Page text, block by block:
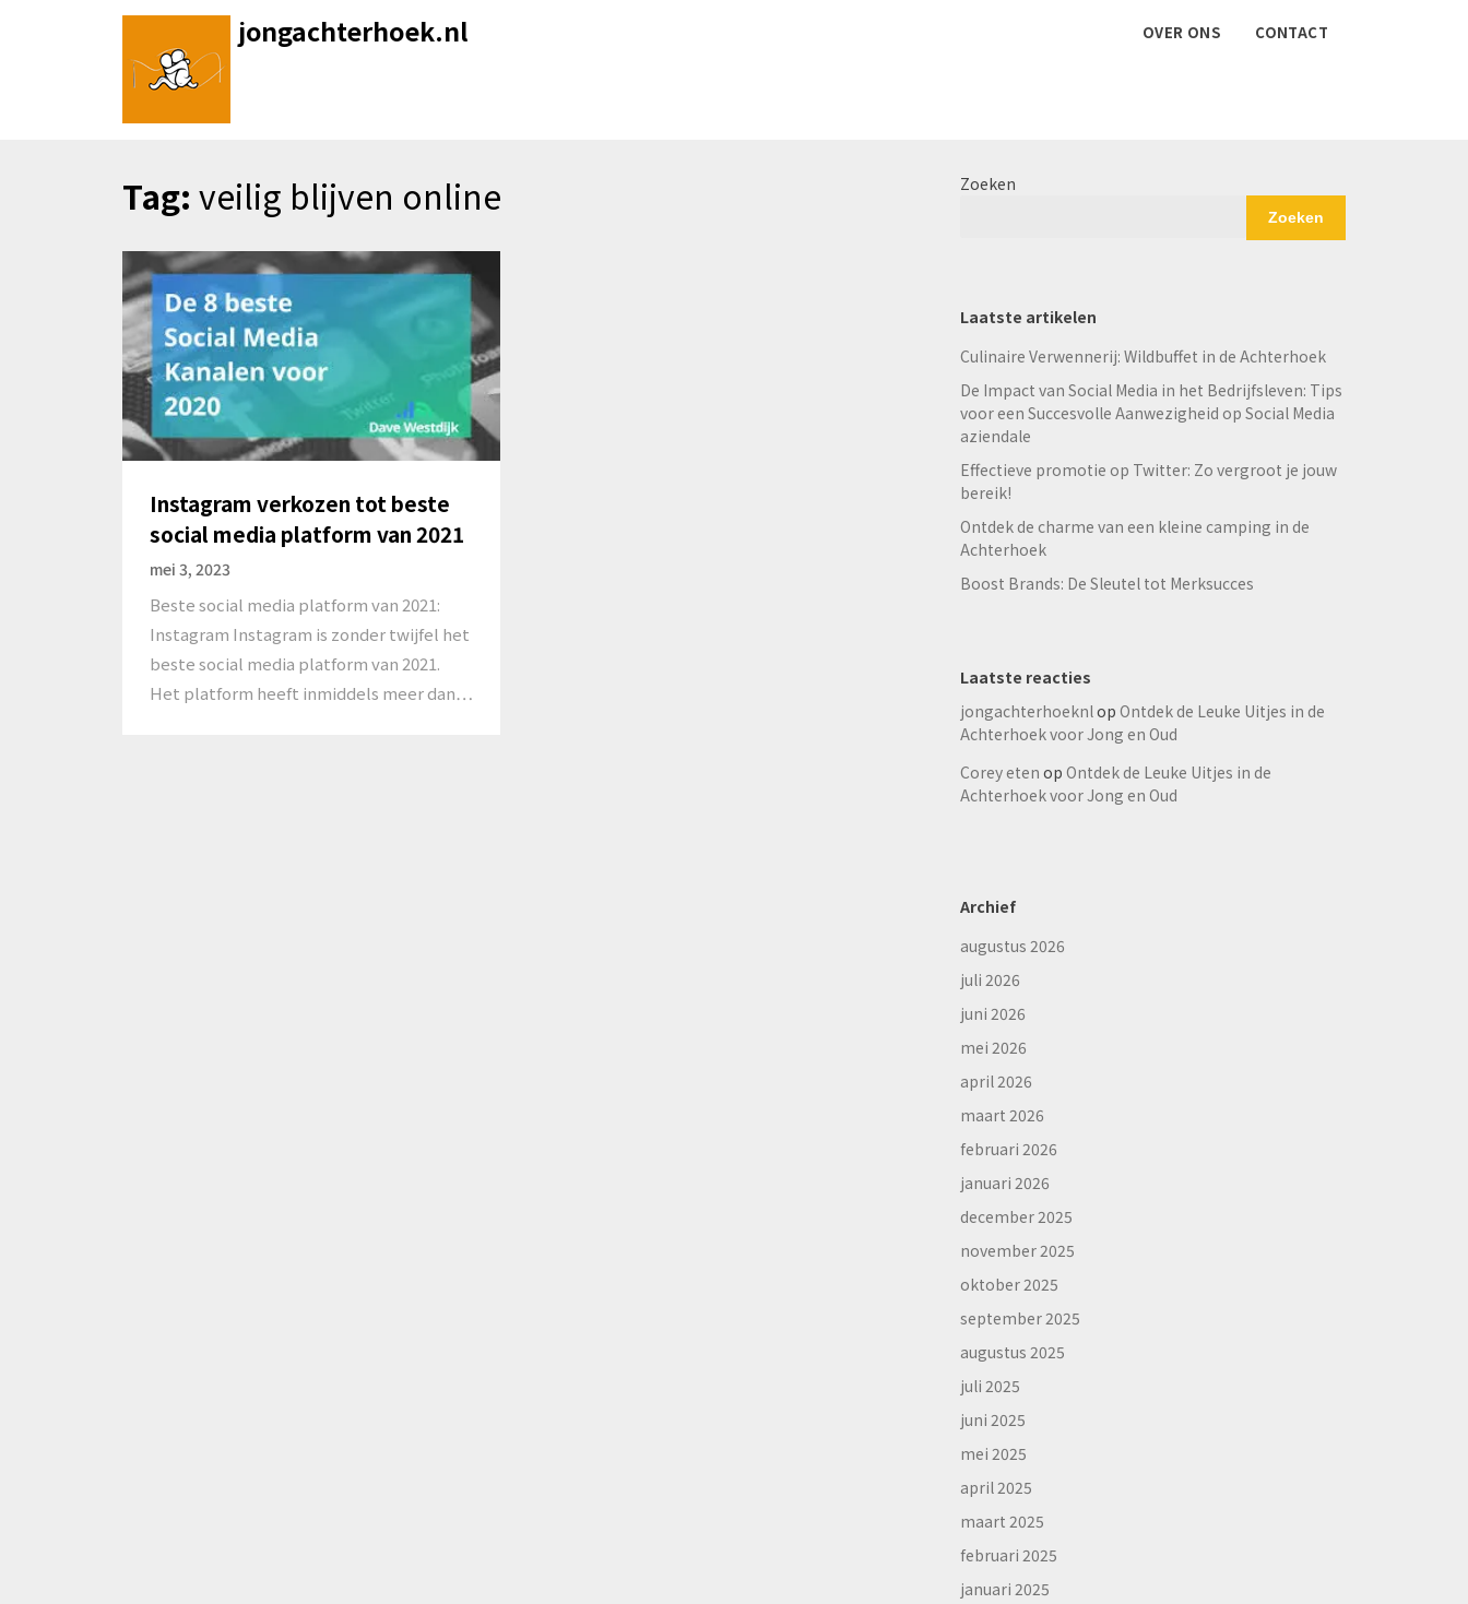
jongachterhoek.nl OVER ONS CONTACT
Tag: veilig blijven online
Instagram verkozen tot beste
social media platform van 2021
mei 3, 2023
Beste social media platform van 2021:
Instagram Instagram is zonder twijfel het
beste social media platform van 2021.
Het platform heeft inmiddels meer dan…
Zoeken
Zoeken
Laatste artikelen
Culinaire Verwennerij: Wildbuffet in de Achterhoek
De Impact van Social Media in het Bedrijfsleven: Tips
voor een Succesvolle Aanwezigheid op Social Media
aziendale
Effectieve promotie op Twitter: Zo vergroot je jouw
bereik!
Ontdek de charme van een kleine camping in de
Achterhoek
Boost Brands: De Sleutel tot Merksucces
Laatste reacties
jongachterhoeknlop Ontdek de Leuke Uitjes in de
Achterhoek voor Jong en Oud
Corey eten op Ontdek de Leuke Uitjes in de
Achterhoek voor Jong en Oud
Archief
augustus 2026
juli 2026
juni 2026
mei 2026
april 2026
maart 2026
februari 2026
januari 2026
december 2025
november 2025
oktober 2025
september 2025
augustus 2025
juli 2025
juni 2025
mei 2025
april 2025
maart 2025
februari 2025
januari 2025